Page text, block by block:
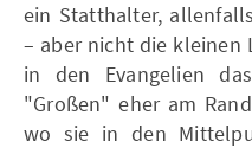
ein Statthalter,
– aber nicht die kleinen
in den Evangelien
"Großen" eher am
wo sie in den